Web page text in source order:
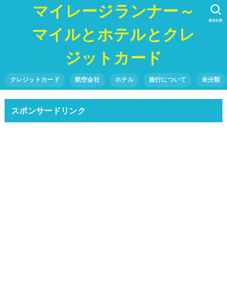
マイレージランナー～
マイルとホテルとクレ
ジットカード
クレジットカード 航空会社 ホテル 旅行について 未分類
SEARCH
スポンサードリンク